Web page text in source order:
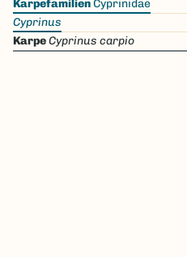
KarpefamilienCyprinidae
Cyprinus
KarpeCyprinus carpio